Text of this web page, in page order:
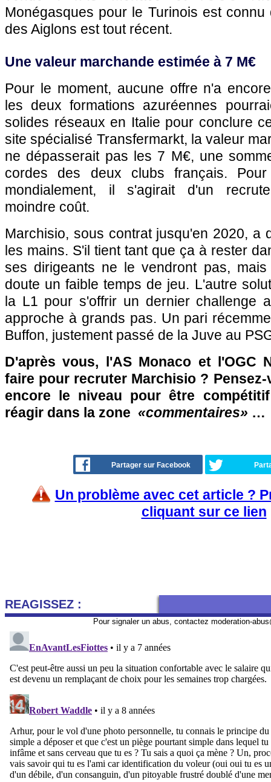
Monégasques pour le Turinois est
des Aiglons est tout récent.
Une valeur marchande estimée à 7 M€
Pour le moment, aucune offre n'a
les deux formations azuréennes
solides réseaux en Italie pour conclure
site spécialisé Transfermarkt, la valeur
ne dépasserait pas les 7 M€, une
cordes des deux clubs français.
mondialement, il s'agirait d'un
moindre coût.
Marchisio, sous contrat jusqu'en 2020, a
les mains. S'il tient tant que ça à rester
ses dirigeants ne le vendront pas,
doute un faible temps de jeu. L'autre
la L1 pour s'offrir un dernier challenge
approche à grands pas. Un pari
Buffon, justement passé de la Juve au
D'après vous, l'AS Monaco et l'OGC
faire pour recruter Marchisio ?
encore le niveau pour être
réagir dans la zone «commentaires» …
Partager sur Facebook
Un problème avec cet article ?
cliquant sur ce lien
REAGISSEZ :
Pour signaler un abus, contactez moderation-